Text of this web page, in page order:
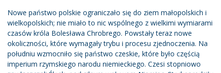
Nowe państwo polskie ograniczało się do ziem małopolskich i
wielkopolskich; nie miało to nic wspólnego z wielkimi wymiarami
czasów króla Bolesława Chrobrego. Powstały teraz nowe
okoliczności, które wymagały trybu i procesu zjednoczenia. Na
południu wzmocniło się państwo czeskie, które było częścią
imperium rzymskiego narodu niemieckiego. Czesi stopniowo